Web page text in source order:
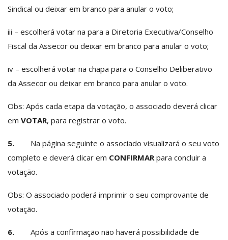
Sindical ou deixar em branco para anular o voto;
iii – escolherá votar na para a Diretoria Executiva/Conselho
Fiscal da Assecor ou deixar em branco para anular o voto;
iv – escolherá votar na chapa para o Conselho Deliberativo
da Assecor ou deixar em branco para anular o voto.
Obs: Após cada etapa da votação, o associado deverá clicar
em VOTAR, para registrar o voto.
5. Na página seguinte o associado visualizará o seu voto
completo e deverá clicar em CONFIRMAR para concluir a
votação.
Obs: O associado poderá imprimir o seu comprovante de
votação.
6. Após a confirmação não haverá possibilidade de